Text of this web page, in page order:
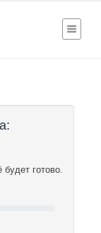
будет готово.